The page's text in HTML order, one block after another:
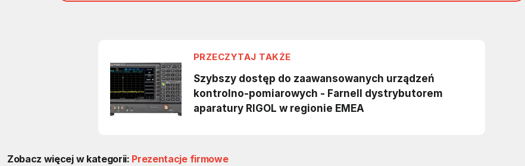
Zobacz więcej w kategorii: Prezentacje firmowe